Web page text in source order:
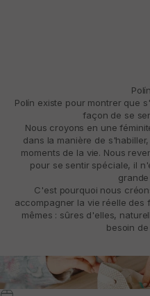
Polín existe pour montrer que
façon de se
Nous croyons en une
dans la manière de
moments de la vie. Nous
pour se sentir spéciale, il
C'est pourquoi nous
accompagner la vie réelle des
mêmes : sûres d'elles,
besoin